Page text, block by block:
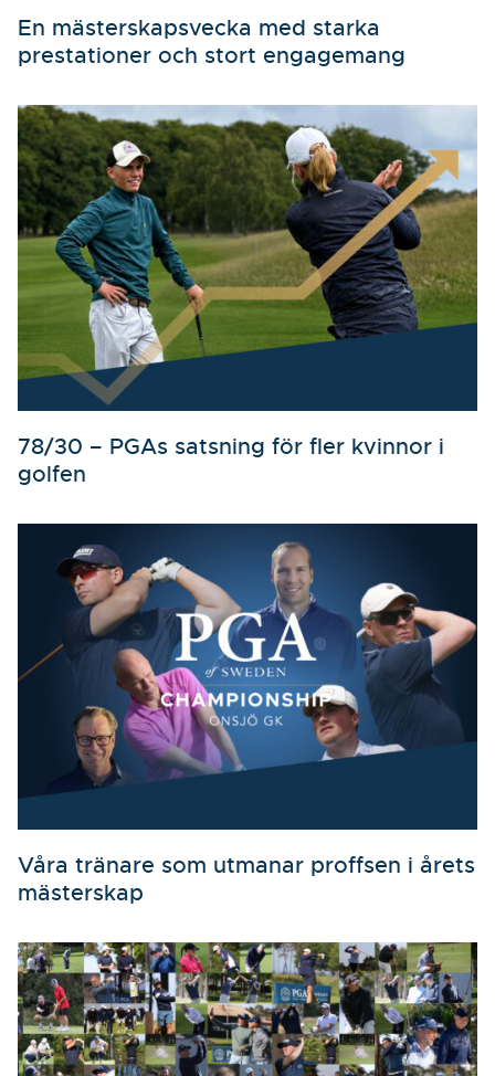
En mästerskapsvecka med starka
prestationer och stort engagemang
78/30 – PGAs satsning för fler kvinnor i
golfen
Våra tränare som utmanar proffsen i årets
mästerskap